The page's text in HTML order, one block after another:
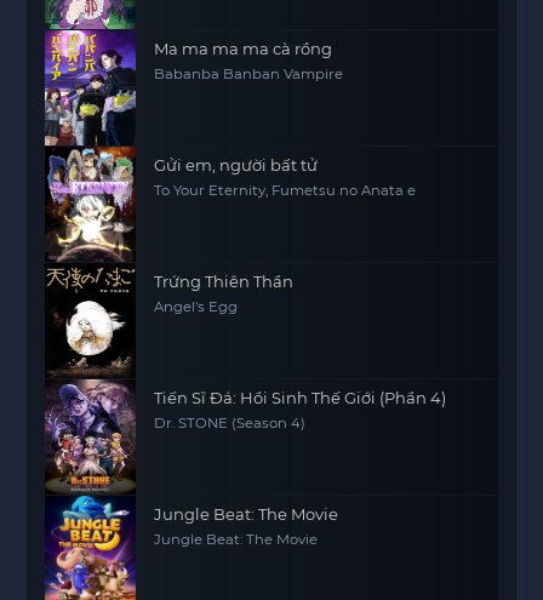
Ma ma ma ma cà rồng
Babanba Banban Vampire
Gửi em, người bất tử
To Your Eternity, Fumetsu no Anata e
Trứng Thiên Thần
Angel's Egg
Tiến Sĩ Đá: Hồi Sinh Thế Giới (Phần 4)
Dr. STONE (Season 4)
Jungle Beat: The Movie
Jungle Beat: The Movie